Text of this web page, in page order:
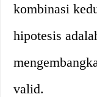
kombinasi
hipotesis
valid.